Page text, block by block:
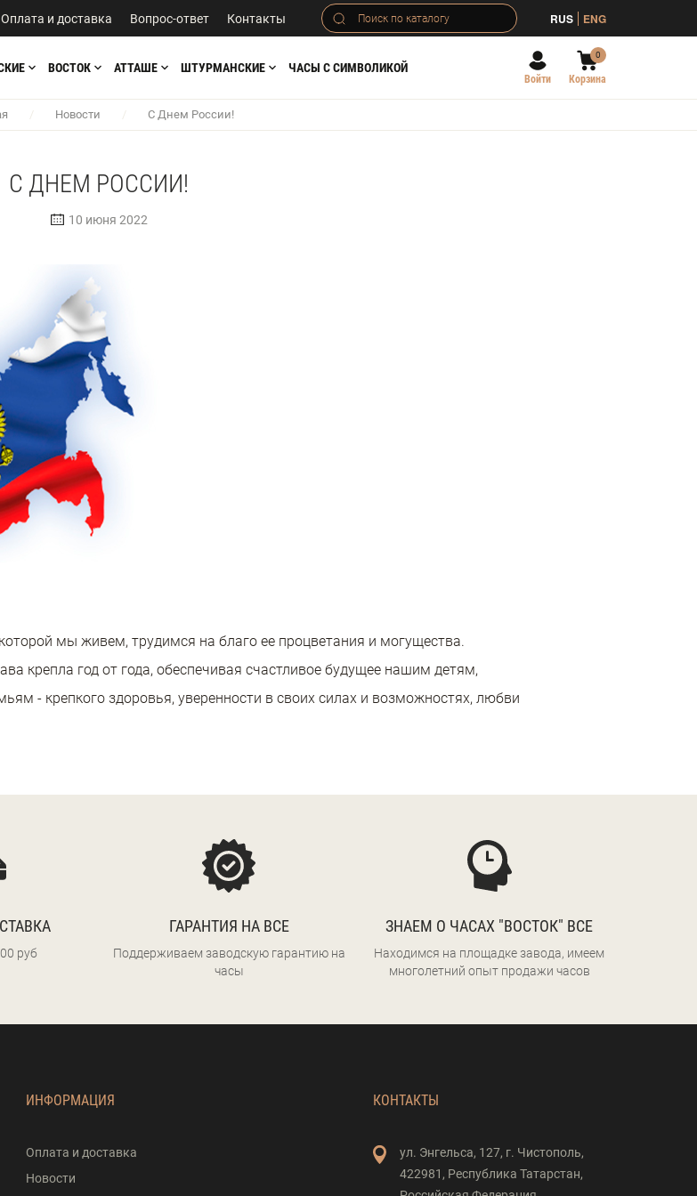
Оплата и доставка Вопрос-ответ Контакты RUS ENG
ВОСТОК АТТАШЕ ШТУРМАНСКИЕ ЧАСЫ С СИМВОЛИКОЙ
Войти
0
Корзина
/ Новости / С Днем России!
С ДНЕМ РОССИИ!
10 июня 2022
мы живем, трудимся на благо ее процветания и могущества.
крепла год от года, обеспечивая счастливое будущее нашим детям,
- крепкого здоровья, уверенности в своих силах и возможностях, любви
руб
ГАРАНТИЯ НА ВСЕ
Поддерживаем заводскую гарантию на
часы
ЗНАЕМ О ЧАСАХ "ВОСТОК" ВСЕ
Находимся на площадке завода, имеем
многолетний опыт продажи часов
ИНФОРМАЦИЯ
Оплата и доставка
Новости
КОНТАКТЫ
ул. Энгельса, 127, г. Чистополь,
422981, Республика Татарстан,